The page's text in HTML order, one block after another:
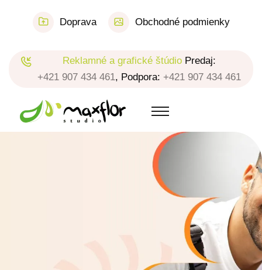
Doprava Obchodné podmienky
Reklamné a grafické štúdio Predaj:
+421 907 434 461, Podpora: +421 907 434 461